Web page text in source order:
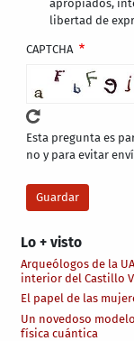
Lo + visto
Arqueólogos de la
interior del Castillo
El papel de las
Un novedoso
física cuántica
apropiados,
libertad de
CAPTCHA
Esta pregunta es
no y para evitar